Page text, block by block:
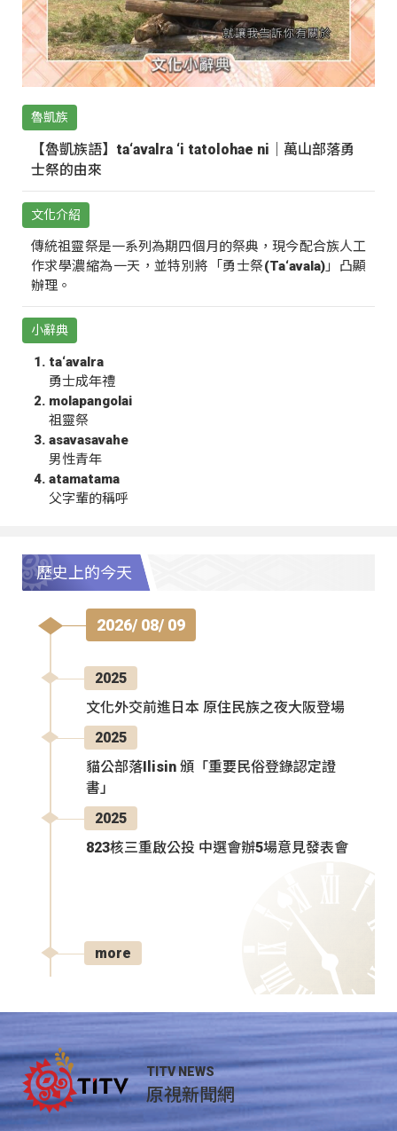
魯凱族
【魯凱族語】ta‘avalra ‘i tatolohae ni｜萬山部落勇
士祭的由來
文化介紹
傳統祖靈祭是一系列為期四個月的祭典，現今配合族人工
作求學濃縮為一天，並特別將「勇士祭(Ta‘avala)」凸顯
辦理。
小辭典
ta‘avalra
勇士成年禮
molapangolai
祖靈祭
asavasavahe
男性青年
atamatama
父字輩的稱呼
歷史上的今天
2026/ 08/ 09
2025
文化外交前進日本 原住民族之夜大阪登場
2025
貓公部落Ilisin 頒「重要民俗登錄認定證
書」
2025
823核三重啟公投 中選會辦5場意見發表會
more
TITV NEWS
原視新聞網